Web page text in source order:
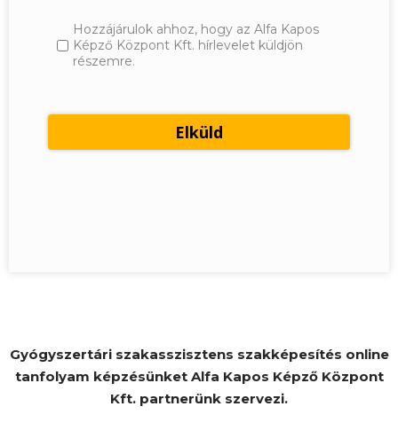
Hozzájárulok ahhoz, hogy az Alfa Kapos
Képző Központ Kft. hírlevelet küldjön
részemre.
Gyógyszertári szakasszisztens szakképesítés online
tanfolyam képzésünket Alfa Kapos Képző Központ
Kft. partnerünk szervezi.